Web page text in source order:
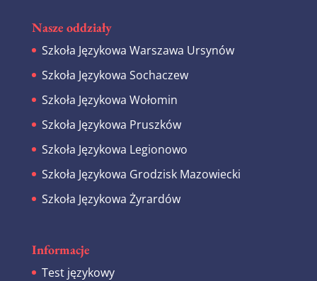
Nasze oddziały
Szkoła Językowa Warszawa Ursynów
Szkoła Językowa Sochaczew
Szkoła Językowa Wołomin
Szkoła Językowa Pruszków
Szkoła Językowa Legionowo
Szkoła Językowa Grodzisk Mazowiecki
Szkoła Językowa Żyrardów
Informacje
Test językowy